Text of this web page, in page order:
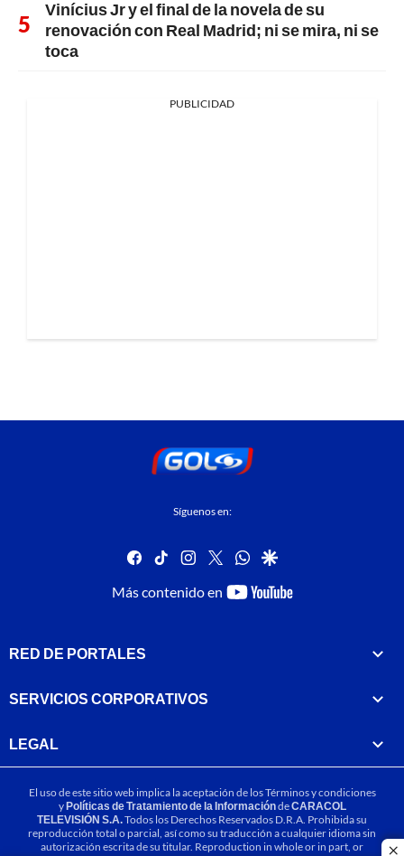
Vinícius Jr y el final de la novela de su
renovación con Real Madrid; ni se mira, ni se
toca
PUBLICIDAD
Síguenos en:
facebook
tiktok instagram
twitterwhatsapp
google
Más contenido en
youtube-
RED DE PORTALES
SERVICIOS CORPORATIVOS
LEGAL
El uso de este sitio web implica la aceptación de losTérminos y condiciones
yPolíticas de Tratamiento de la InformacióndeCARACOL
TELEVISIÓN S.A.Todos los Derechos Reservados D.R.A. Prohibida su
reproducción total o parcial, así como su traducción a cualquier idioma sin
autorización escrita de su titular. Reproduction in whole or in part, or